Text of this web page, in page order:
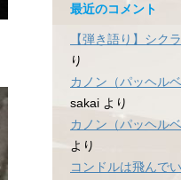
最近のコメント
【弾き語り】シク
り
カノン（パッヘル
sakai より
カノン（パッヘル
より
コンドルは飛んで